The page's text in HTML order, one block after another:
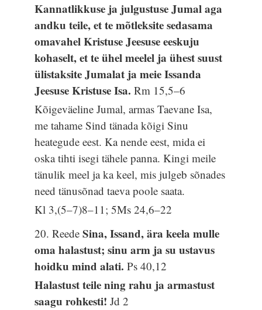
Kannatlikkuse ja julgustuse Jumal aga
andku teile, et te mõtleksite sedasama
omavahel Kristuse Jeesuse eeskuju
kohaselt, et te ühel meelel ja ühest suust
ülistaksite Jumalat ja meie Issanda
Jeesuse Kristuse Isa.Rm 15,5–6
Kõigeväeline Jumal, armas Taevane Isa,
me tahame Sind tänada kõigi Sinu
heategude eest. Ka nende eest, mida ei
oska tihti isegi tähele panna. Kingi meile
tänulik meel ja ka keel, mis julgeb sõnades
need tänusõnad taeva poole saata.
Kl 3,(5–7)8–11; 5Ms 24,6–22
20. ReedeSina, Issand, ära keela mulle
oma halastust; sinu arm ja su ustavus
hoidku mind alati.Ps 40,12
Halastust teile ning rahu ja armastust
saagu rohkesti!Jd 2